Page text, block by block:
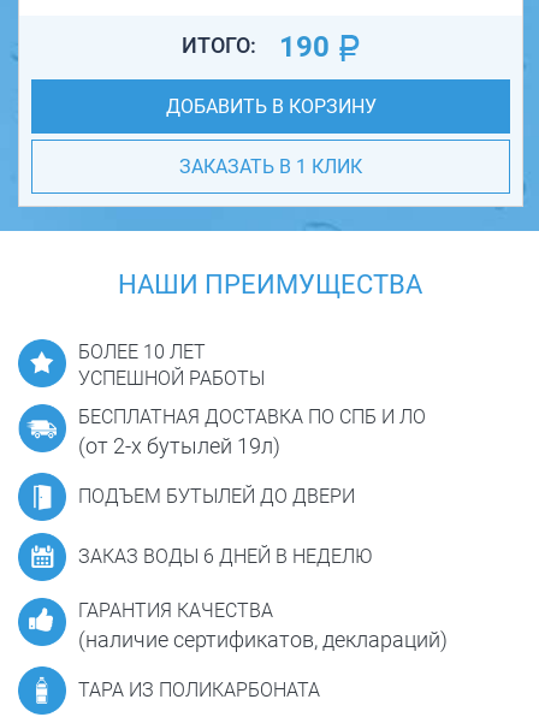
ИТОГО: 190
ДОБАВИТЬ В КОРЗИНУ
ЗАКАЗАТЬ В 1 КЛИК
НАШИ ПРЕИМУЩЕСТВА
БОЛЕЕ 10 ЛЕТ
УСПЕШНОЙ РАБОТЫ
БЕСПЛАТНАЯ ДОСТАВКА ПО СПБ И ЛО
(от 2-х бутылей 19л)
ПОДЪЕМ БУТЫЛЕЙ ДО ДВЕРИ
ЗАКАЗ ВОДЫ 6 ДНЕЙ В НЕДЕЛЮ
ГАРАНТИЯ КАЧЕСТВА
(наличие сертификатов, деклараций)
ТАРА ИЗ ПОЛИКАРБОНАТА